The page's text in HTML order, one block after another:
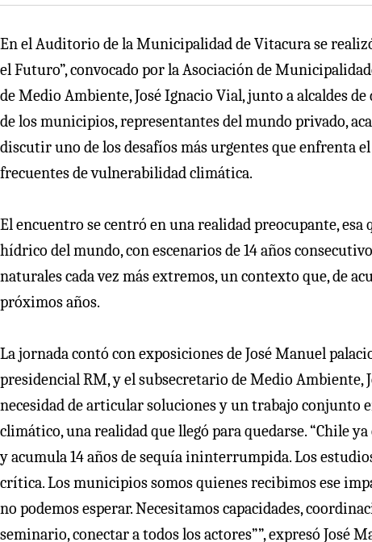
En el Auditorio de la Municipalidad de Vitacura se
el Futuro”, convocado por la Asociación de
de Medio Ambiente, José Ignacio Vial, junto a alcaldes
de los municipios, representantes del mundo privado,
discutir uno de los desafíos más urgentes que enfrenta
frecuentes de vulnerabilidad climática.
El encuentro se centró en una realidad preocupante,
hídrico del mundo, con escenarios de 14 años
naturales cada vez más extremos, un contexto que, de
próximos años.
La jornada contó con exposiciones de José Manuel
presidencial RM, y el subsecretario de Medio Ambiente,
necesidad de articular soluciones y un trabajo conjunto
climático, una realidad que llegó para quedarse. “Chile
y acumula 14 años de sequía ininterrumpida. Los
crítica. Los municipios somos quienes recibimos ese
no podemos esperar. Necesitamos capacidades,
seminario, conectar a todos los actores””, expresó José